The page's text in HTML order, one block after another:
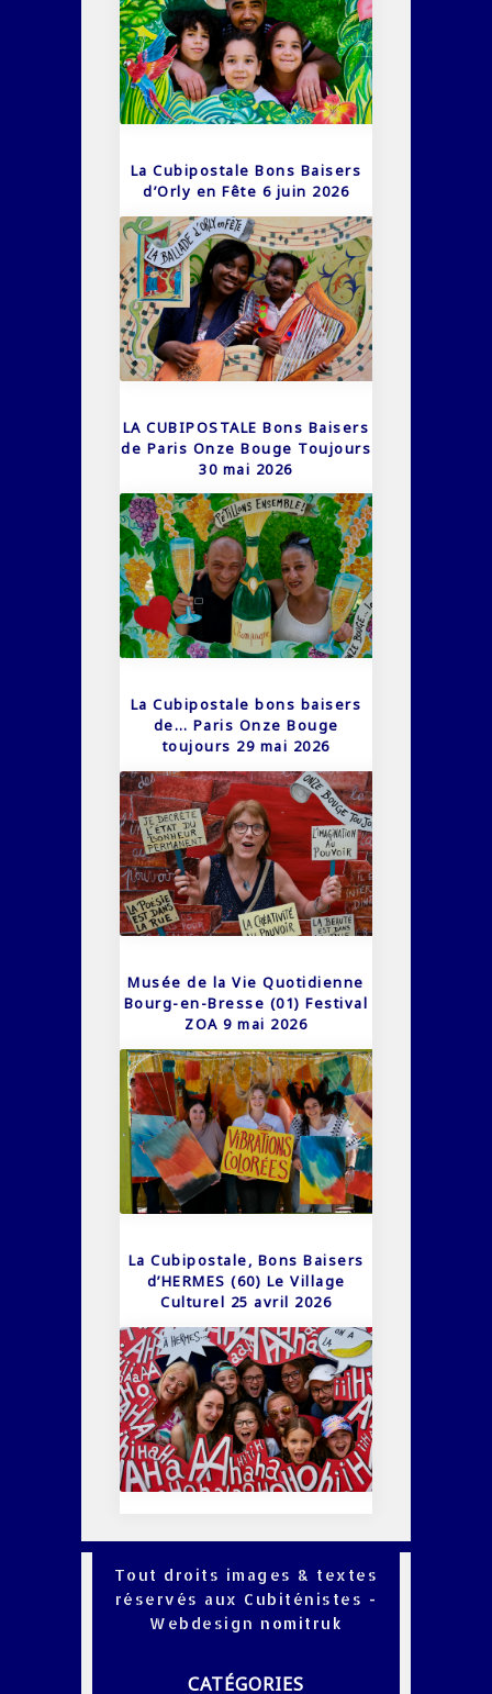
La Cubipostale Bons Baisers
d’Orly en Fête 6 juin 2026
LA CUBIPOSTALE Bons Baisers
de Paris Onze Bouge Toujours
30 mai 2026
La Cubipostale bons baisers
de… Paris Onze Bouge
toujours 29 mai 2026
Musée de la Vie Quotidienne
Bourg-en-Bresse (01) Festival
ZOA 9 mai 2026
La Cubipostale, Bons Baisers
d’HERMES (60) Le Village
Culturel 25 avril 2026
Tout droits images & textes
réservés aux Cubiténistes -
Webdesign nomitruk
CATÉGORIES